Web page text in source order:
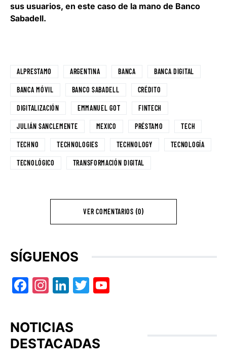
sus usuarios, en este caso de la mano de Banco
Sabadell.
ALPRESTAMO ARGENTINA BANCA BANCA DIGITAL
BANCA MÓVIL BANCO SABADELL CRÉDITO
DIGITALIZACIÓN EMMANUEL GOT FINTECH
JULIÁN SANCLEMENTE MEXICO PRÉSTAMO TECH
TECHNO TECHNOLOGIES TECHNOLOGY TECNOLOGÍA
TECNOLÓGICO TRANSFORMACIÓN DIGITAL
VER COMENTARIOS (0)
SÍGUENOS
Facebook
Instagram
LinkedIn
Twitter
NOTICIAS
DESTACADAS